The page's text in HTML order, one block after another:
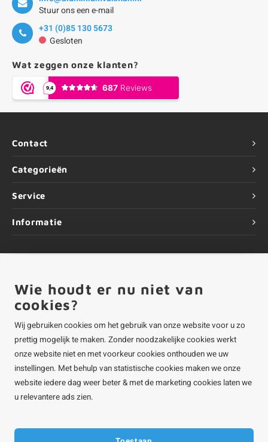
Stuur ons een e-mail
+31 (0)85 130 5673
Gesloten
Wat zeggen onze klanten?
Contact
Categorieën
Service
Informatie
©Copyright2026 ALUMINIUMvakman - Powered byLightspeed
ALUMINIUMvakman is onderdeel vanRoca Online BV
Wie houdt er nu niet van
cookies?
Wij gebruiken cookies om het gebruik van onze website voor u zo
prettig mogelijk te maken. Zonder noodzakelijke cookies werkt
onze website niet en met voorkeur cookies onthouden we uw
instellingen. Met behulp van statistische cookies maken we onze
website iedere dag weer beter & met de marketing cookies laten we
u relevantere ads zien.